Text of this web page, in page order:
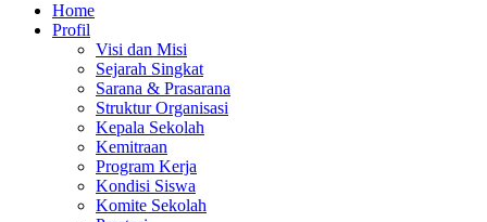
Home
Profil
Visi dan Misi
Sejarah Singkat
Sarana & Prasarana
Struktur Organisasi
Kepala Sekolah
Kemitraan
Program Kerja
Kondisi Siswa
Komite Sekolah